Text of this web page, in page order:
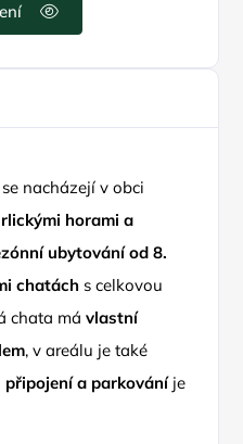
se nacházejí v obci
horami a
ubytování od 8.
chatách s celkovou
chata mávlastní
, v areálu je také
připojení a parkováníje